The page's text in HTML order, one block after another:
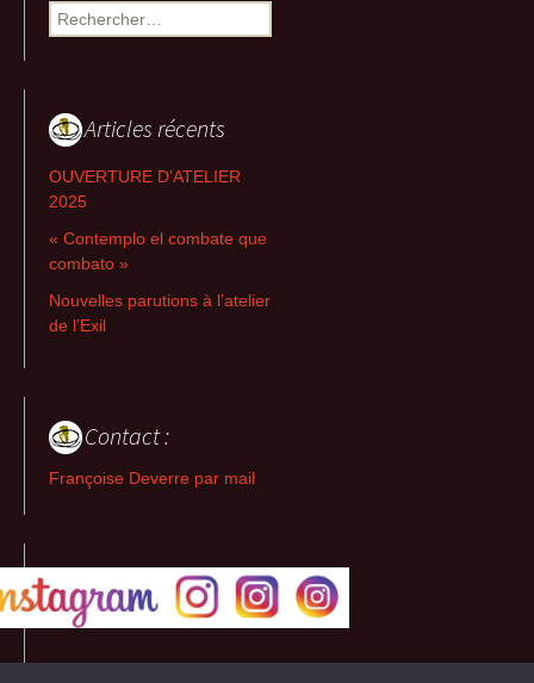
Rechercher :
Articles récents
OUVERTURE D’ATELIER
2025
« Contemplo el combate que
combato »
Nouvelles parutions à l’atelier
de l’Exil
Contact :
Françoise Deverre par mail